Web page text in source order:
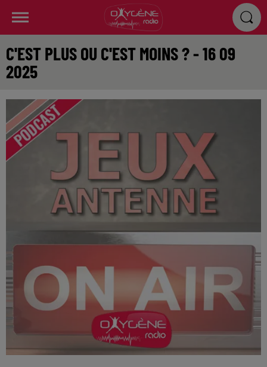
C'EST PLUS OU C'EST MOINS ? - 16 09
2025